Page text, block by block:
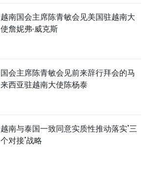
越南国会主席陈青敏会见美国驻越南大
使詹妮弗·威克斯
国会主席陈青敏会见前来辞行拜会的马
来西亚驻越南大使陈杨泰
越南与泰国一致同意实质性推动落实'三
个对接'战略